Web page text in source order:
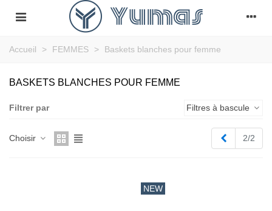
Accueil > FEMMES > Baskets blanches pour femme
BASKETS BLANCHES POUR FEMME
Filtrer par Filtres à bascule
Choisir Précédent
2/2
NEW